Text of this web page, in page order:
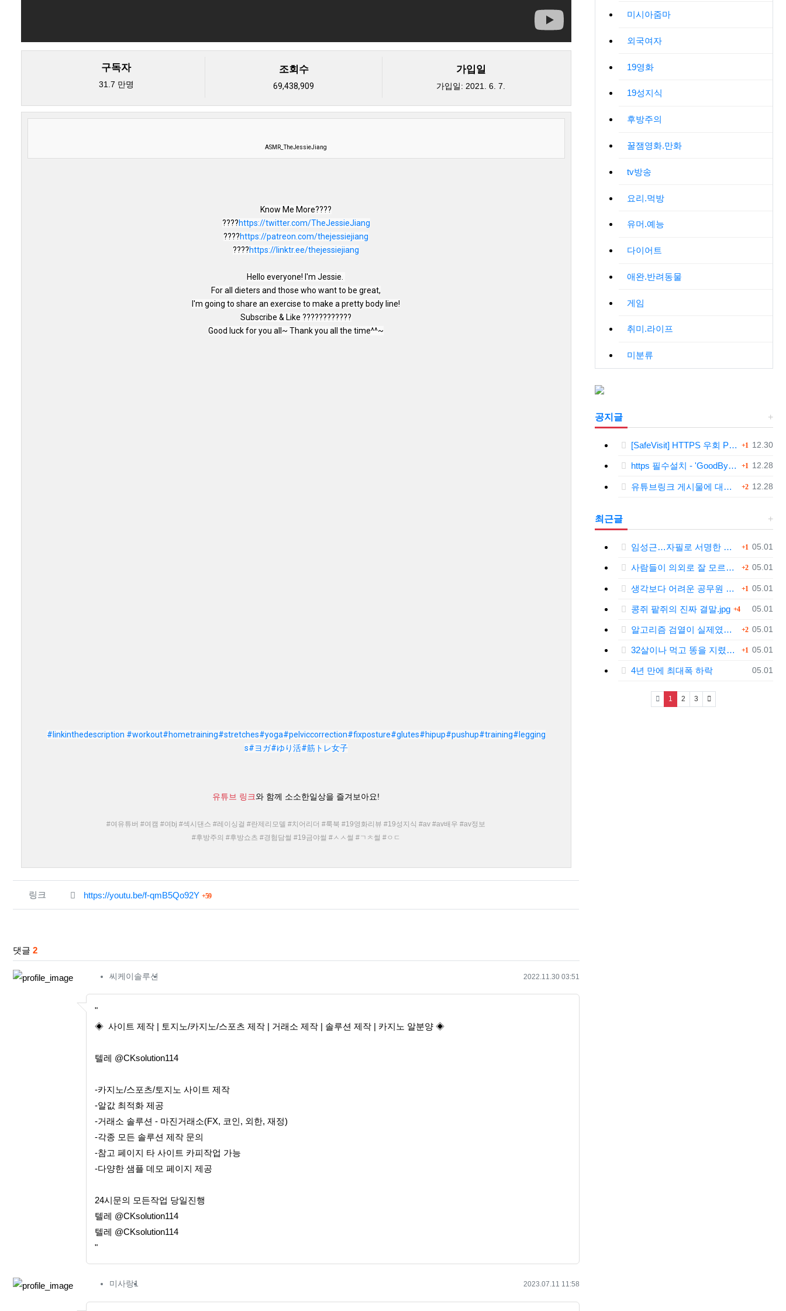
구독자
31.7 만명
조회수
69,438,909
가입일
가입일: 2021. 6. 7.
ASMR_TheJessieJiang
Know Me More????
????https://twitter.com/TheJessieJiang
????https://patreon.com/thejessiejiang
????https://linktr.ee/thejessiejiang
Hello everyone! I'm Jessie.
For all dieters and those who want to be great,
I'm going to share an exercise to make a pretty body line!
Subscribe & Like ????????????
Good luck for you all~ Thank you all the time^^~
#linkinthedescription #workout#hometraining#stretches#yoga#pelviccorrection#fixposture#glutes#hipup#pushup#training#legging
s#ヨガ#ゆり活#筋トレ女子
유튜브 링크와 함께 소소한일상을 즐겨보아요!
#여유튜버 #여캠 #여bj #섹시댄스 #레이싱걸 #란제리모델 #치어리더 #룩북 #19영화리뷰 #19성지식 #av #av배우 #av정보
#후방주의 #후방쇼츠 #경험담썰 #19금야썰 #ㅅㅅ썰 #ㄱㅊ썰 #ㅇㄷ
관련자료
링크 https://youtu.be/f-qmB5Qo92Y 59회 연결
댓글 2
씨케이솔루션님의 댓글
씨케이솔루션 작성일
2022.11.30 03:51
"
◈ 사이트 제작 | 토지노/카지노/스포츠 제작 | 거래소 제작 | 솔루션 제작 | 카지노 알분양 ◈
텔레 @CKsolution114
-카지노/스포츠/토지노 사이트 제작
-알값 최적화 제공
-거래소 솔루션 - 마진거래소(FX, 코인, 외한, 재정)
-각종 모든 솔루션 제작 문의
-참고 페이지 타 사이트 카피작업 가능
-다양한 샘플 데모 페이지 제공
24시문의 모든작업 당일진행
텔레 @CKsolution114
텔레 @CKsolution114
"
미사랑1님의 댓글
미사랑1 작성일
2023.07.11 11:58
미시아줌마
외국여자
19영화
19성지식
후방주의
꿀잼영화.만화
tv방송
요리.먹방
유머.예능
다이어트
애완.반려동물
게임
취미.라이프
미분류
공지글
등록일
12.30
[SafeVisit] HTTPS 우회 PC 필수설치!, 모바일 최강속도 1 댓글
등록일
12.28
https 필수설치 - 'GoodByeDPI' 프로그램 다운로드<< 1 댓글
등록일
12.28
유튜브링크 게시물에 대한 안내와 삭제 요청 공지 2댓글
최근글
등록일
05.01
임성근…자필로 서명한 문건 보니 1 댓글
등록일
05.01
사람들이 의외로 잘 모르는 '육개장'의 뜻.jpg 2댓글
등록일
05.01
생각보다 어려운 공무원 업무....jpg 1 댓글
등록일
05.01
콩쥐 팥쥐의 진짜 결말.jpg 4댓글
등록일
05.01
알고리즘 검열이 실제였다는 틱톡.jpg 2댓글
등록일
05.01
32살이나 먹고 똥을 지렸다.jpg 1 댓글
등록일
05.01
4년 만에 최대폭 하락
1 (current)
2 3